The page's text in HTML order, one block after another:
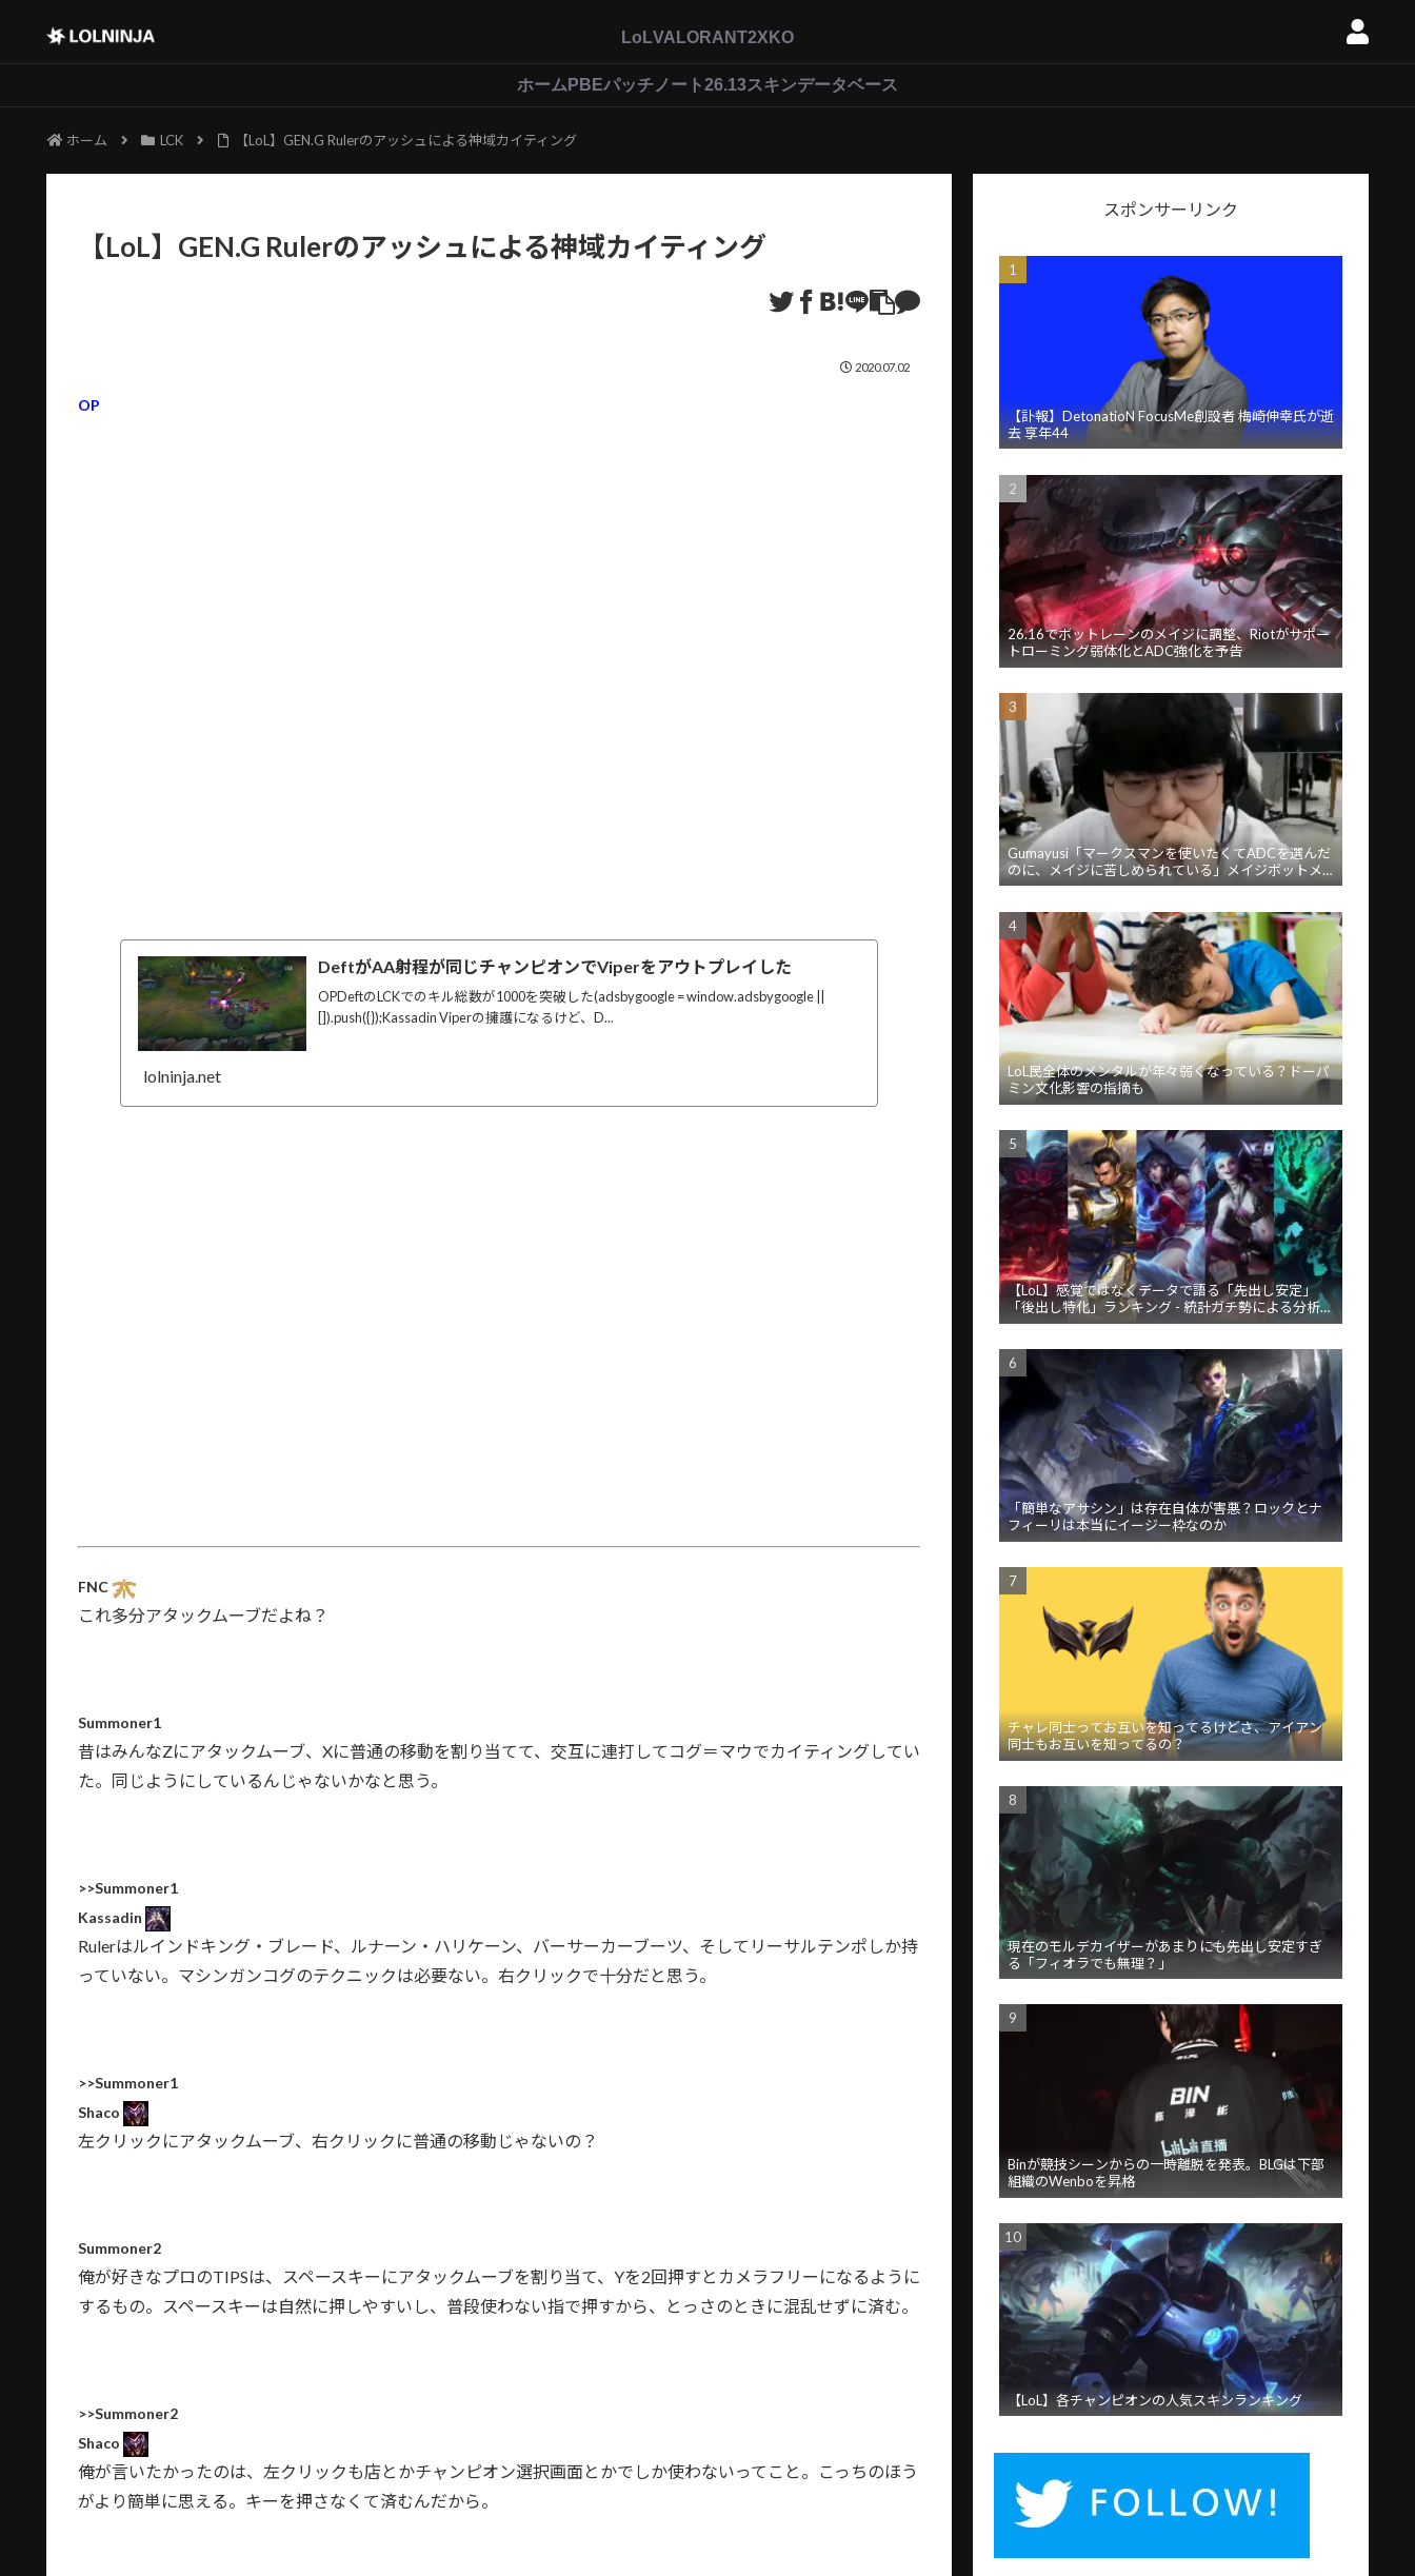
LoLVALORANT2XKO
ホーム PBEパッチノート26.13スキンデータベース
ホーム LCK 【LoL】GEN.G Rulerのアッシュによる神域カイティング
【LoL】GEN.G Rulerのアッシュによる神域カイティング
2020.07.02
OP
DeftがAA射程が同じチャンピオンでViperをアウトプレイした
OPDeftのLCKでのキル総数が1000を突破した(adsbygoogle = window.adsbygoogle ||
[]).push({});Kassadin Viperの擁護になるけど、D...
lolninja.net
FNC
これ多分アタックムーブだよね？
Summoner1
昔はみんなZにアタックムーブ、Xに普通の移動を割り当てて、交互に連打してコグ＝マウでカイティングしてい
た。同じようにしているんじゃないかなと思う。
>>Summoner1
Kassadin
Rulerはルインドキング・ブレード、ルナーン・ハリケーン、バーサーカーブーツ、そしてリーサルテンポしか持
っていない。マシンガンコグのテクニックは必要ない。右クリックで十分だと思う。
>>Summoner1
Shaco
左クリックにアタックムーブ、右クリックに普通の移動じゃないの？
Summoner2
俺が好きなプロのTIPSは、スペースキーにアタックムーブを割り当て、Yを2回押すとカメラフリーになるように
するもの。スペースキーは自然に押しやすいし、普段使わない指で押すから、とっさのときに混乱せずに済む。
>>Summoner2
Shaco
俺が言いたかったのは、左クリックも店とかチャンピオン選択画面とかでしか使わないってこと。こっちのほう
がより簡単に思える。キーを押さなくて済むんだから。
スポンサーリンク
【訃報】DetonatioN FocusMe創設者 梅崎伸幸氏が逝
去 享年44
26.16でボットレーンのメイジに調整、Riotがサポー
トローミング弱体化とADC強化を予告
Gumayusi「マークスマンを使いたくてADCを選んだ
のに、メイジに苦しめられている」メイジボットメ
タに苦言
LoL民全体のメンタルが年々弱くなっている？ドーパ
ミン文化影響の指摘も
【LoL】感覚ではなくデータで語る「先出し安定」
「後出し特化」ランキング - 統計ガチ勢による分析が
話題
「簡単なアサシン」は存在自体が害悪？ロックとナ
フィーリは本当にイージー枠なのか
チャレ同士ってお互いを知ってるけどさ、アイアン
同士もお互いを知ってるの？
現在のモルデカイザーがあまりにも先出し安定すぎ
る「フィオラでも無理？」
Binが競技シーンからの一時離脱を発表。BLGは下部
組織のWenboを昇格
【LoL】各チャンピオンの人気スキンランキング